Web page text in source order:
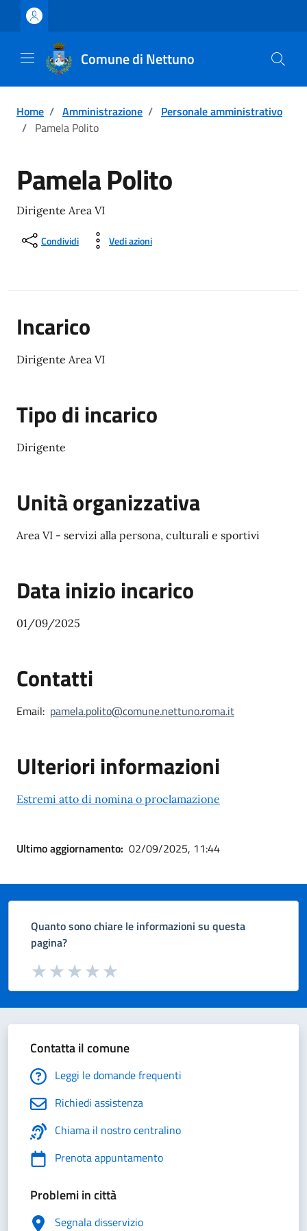
Vai ai contenuti
Vai al footer
Comune di Nettuno
Home / Amministrazione / Personale amministrativo
/ Pamela Polito
Pamela Polito
Dirigente Area VI
Condividi Vedi azioni
Incarico
Dirigente Area VI
Tipo di incarico
Dirigente
Unità organizzativa
Area VI - servizi alla persona, culturali e sportivi
Data inizio incarico
01/09/2025
Contatti
Email: pamela.polito@comune.nettuno.roma.it
Ulteriori informazioni
Estremi atto di nomina o proclamazione
Ultimo aggiornamento: 02/09/2025, 11:44
Quanto sono chiare le informazioni su questa
pagina?
Valuta da 1 a 5 stelle la pagina
Valuta 5 stelle su 5
Valuta 4 stelle su 5
Valuta 3 stelle su 5
Valuta 2 stelle su 5
Valuta 1 stelle su 5
Contatta il comune
Leggi le domande frequenti
Richiedi assistenza
Chiama il nostro centralino
Prenota appuntamento
Problemi in città
Segnala disservizio